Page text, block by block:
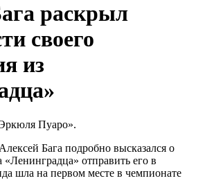
раскрыл
своего
из
Пуаро».
Бага подробно высказался о
«Ленинградца» отправить его в
шла на первом месте в чемпионате